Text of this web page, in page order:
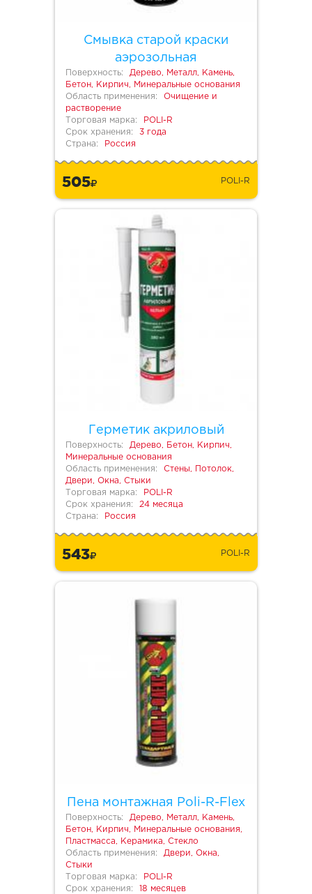
Смывка старой краски
аэрозольная
Поверхность:
Дерево, Металл, Камень,
Бетон, Кирпич, Минеральные основания
Область применения:
Очищение и
растворение
Торговая марка:
POLI-R
Срок хранения:
3 года
Страна:
Россия
505 POLI-R
Герметик акриловый
Поверхность:
Дерево, Бетон, Кирпич,
Минеральные основания
Область применения:
Стены, Потолок,
Двери, Окна, Стыки
Торговая марка:
POLI-R
Срок хранения:
24 месяца
Страна:
Россия
543 POLI-R
Пена монтажная Poli-R-Flex
Поверхность:
Дерево, Металл, Камень,
Бетон, Кирпич, Минеральные основания,
Пластмасса, Керамика, Стекло
Область применения:
Двери, Окна,
Стыки
Торговая марка:
POLI-R
Срок хранения:
18 месяцев